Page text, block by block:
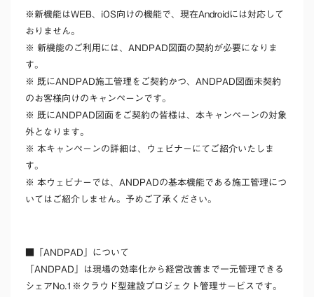
※新機能はWEB、iOS向けの機能で、現在Androidには対応して
おりません。
※ 新機能のご利用には、ANDPAD図面の契約が必要になりま
す。
※ 既にANDPAD施工管理をご契約かつ、ANDPAD図面未契約
のお客様向けのキャンペーンです。
※ 既にANDPAD図面をご契約の皆様は、本キャンペーンの対象
外となります。
※ 本キャンペーンの詳細は、ウェビナーにてご紹介いたしま
す。
※ 本ウェビナーでは、ANDPADの基本機能である施工管理につ
いてはご紹介しません。予めご了承ください。
■「ANDPAD」について
「ANDPAD」は現場の効率化から経営改善まで一元管理できる
シェアNo.1※クラウド型建設プロジェクト管理サービスです。